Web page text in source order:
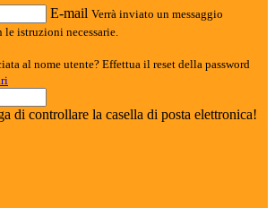
E-mail Verrà inviato un messaggio
istruzioni necessarie.
al nome utente? Effettua il reset della password
di controllare la casella di posta elettronica!